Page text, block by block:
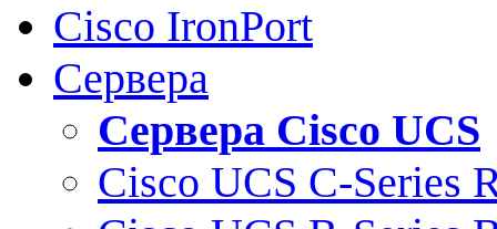
Cisco IronPort
Сервера
Сервера Cisco UCS
Cisco UCS C-Series